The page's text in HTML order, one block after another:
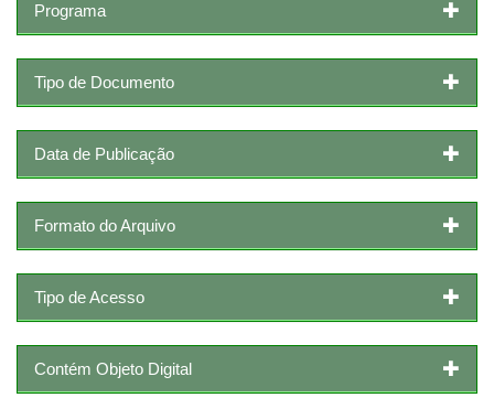
Programa
Tipo de Documento
Data de Publicação
Formato do Arquivo
Tipo de Acesso
Contém Objeto Digital